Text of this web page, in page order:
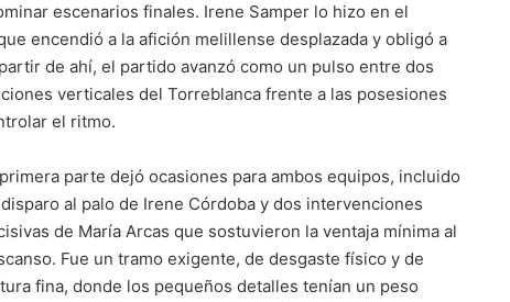
escenarios finales. Irene Samper lo hizo en el
encendió a la afición melillense desplazada y obligó a
de ahí, el partido avanzó como un pulso entre dos
verticales del Torreblanca frente a las posesiones
el ritmo.
parte dejó ocasiones para ambos equipos, incluido
al palo de Irene Córdoba y dos intervenciones
de María Arcas que sostuvieron la ventaja mínima al
Fue un tramo exigente, de desgaste físico y de
fina, donde los pequeños detalles tenían un peso